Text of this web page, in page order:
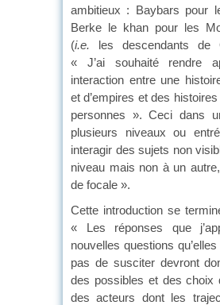
ambitieux : Baybars pour
Berke le khan pour les
(i.e. les descendants de
« J’ai souhaité rendre
interaction entre une
et d’empires et des
personnes ». Ceci dans
plusieurs niveaux ou
interagir des sujets non
niveau mais non à un
de focale ».
Cette introduction se
« Les réponses que
nouvelles questions
pas de susciter devront
des possibles et des choix
des acteurs dont les